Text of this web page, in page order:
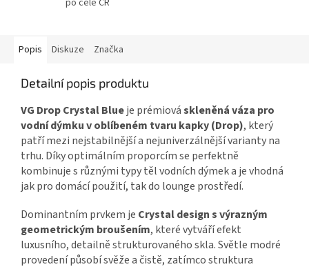
Popis Diskuze Značka
Detailní popis produktu
VG Drop Crystal Blueje prémiováskleněná váza pro
vodní dýmku v oblíbeném tvaru kapky (Drop), který
patří mezi nejstabilnější a nejuniverzálnější varianty na
trhu. Díky optimálním proporcím se perfektně
kombinuje s různými typy těl vodních dýmek a je vhodná
jak pro domácí použití, tak do lounge prostředí.
Dominantním prvkem je Crystal design s výrazným
geometrickým broušením, které vytváří efekt
luxusního, detailně strukturovaného skla. Světle modré
provedení působí svěže a čistě, zatímco struktura